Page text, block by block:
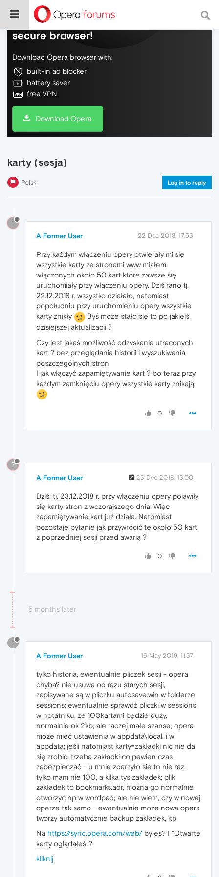
Do more on the web, with a fast and
secure browser!
Download Opera browser with:
built-in ad blocker
battery saver
free VPN
Download Opera
karty (sesja)
Polski Log in to reply
?
A Former User 22 Dec 2018, 17:53
Przy każdym włączeniu opery otwierały mi się
wszystkie karty ze stronami www miałem,
włączonych około 50 kart które zawsze się
uruchomiały przy włączeniu opery. Dziś rano tj.
22.12.2018 r. wszystko działało, natomiast
popołudniu przy uruchomieniu opery wszystkie
karty znikły
Byś może stało się to po jakiejś
dzisiejszej aktualizacji ?
Czy jest jakaś możliwość odzyskania utraconych
kart ? bez przeglądania historii i wyszukiwania
poszczególnych stron
I jak włączyć zapamiętywanie kart ? bo teraz przy
każdym zamknięciu opery wszystkie karty znikają
0
?
A Former User 23 Dec 2018, 13:00
Dziś. tj. 23.12.2018 r. przy włączeniu opery pojawiły
się karty stron z wczorajszego dnia. Więc
zapamiętywanie kart już działa. Natomiast
pozostaje pytanie jak przywrócić te około 50 kart
z poprzedniej sesji przed awarią ?
0
5 months later
?
A Former User 16 May 2019, 11:37
tylko historia, ewentualnie pliczek sesji - opera
chyba? nie usuwa od razu starych sesji,
zapisywane są w pliczku autosave.win w folderze
sessions; ewentualnie sprawdź pliczki w sessions
w notatniku, ze 100kartami będzie duży,
normalnie ok 2kb; ale raczej małe szanse; opera
może mieć ustawienia w appdata\local, i w
appdata; jeśli natomiast karty=zakładki nic nie da
się zrobić, trzeba zakładki co pewien czas
zabezpieczać - u mnie zdarzyło sie to nie raz,
tylko mam nie 100, a kilka tys zakładek; plik
zakładek to bookmarks.adr, można go normalnie
otworzyć np w wordpad; ale nie wiem, czy w nowej
operze tak samo - ewentualnie może nowa opera
tworzy automatycznie backup zakładek, itp
Na https://sync.opera.com/web/byłeś? I "Otwarte
karty oglądałeś"?
kliknij